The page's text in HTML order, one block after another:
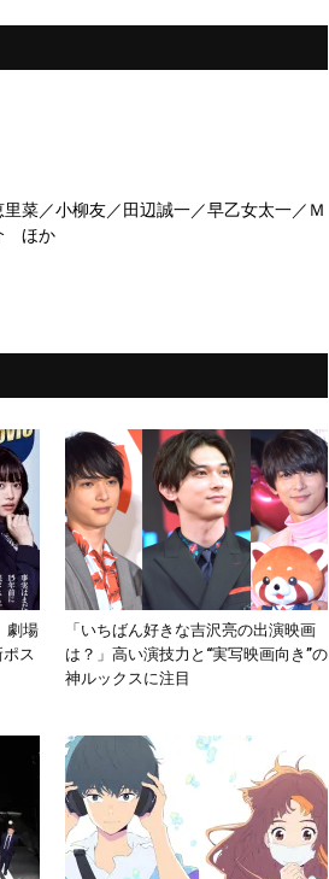
菜／小柳友／田辺誠一／早乙女太一／Ｍ
ほか
劇場
ス
「いちばん好きな吉沢亮の出演映画
は？」高い演技力と“実写映画向き”の
神ルックスに注目